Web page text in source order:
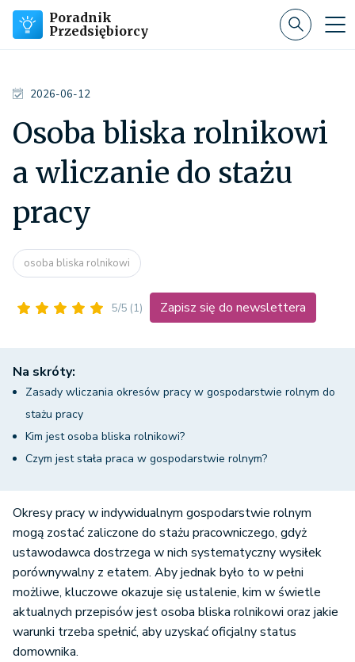
Poradnik
Przedsiębiorcy
2026-06-12
Osoba bliska rolnikowi
a wliczanie do stażu
pracy
osoba bliska rolnikowi
5/5 (1) Zapisz się do newslettera
Na skróty:
Zasady wliczania okresów pracy w gospodarstwie rolnym do
stażu pracy
Kim jest osoba bliska rolnikowi?
Czym jest stała praca w gospodarstwie rolnym?
Okresy pracy w indywidualnym gospodarstwie rolnym
mogą zostać zaliczone do stażu pracowniczego, gdyż
ustawodawca dostrzega w nich systematyczny wysiłek
porównywalny z etatem. Aby jednak było to w pełni
możliwe, kluczowe okazuje się ustalenie, kim w świetle
aktualnych przepisów jest osoba bliska rolnikowi oraz jakie
warunki trzeba spełnić, aby uzyskać oficjalny status
domownika.